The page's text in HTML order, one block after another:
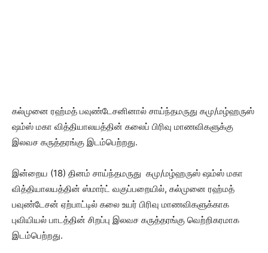
கல்முனை ரஹ்மத் பவுண்டேசனினால் சாய்ந்தமருது கமு/மழ்ஹருஸ்
ஷம்ஸ் மகா வித்தியாலயத்தின் கலைப் பிரிவு மாணவிகளுக்கு
இலவச கருத்தரங்கு இடம்பெற்றது.
இன்றைய (18) தினம் சாய்ந்தமருது கமு/மழ்ஹருஸ் ஷம்ஸ் மகா
வித்தியாலயத்தின் ஸ்மார்ட் வகுப்பறையில், கல்முனை ரஹ்மத்
பவுண்டேசன் ஏற்பாட்டில் கலை உயர் பிரிவு மாணவிகளுக்காக
புவியியல் பாடத்தின் சிறப்பு இலவச கருத்தரங்கு வெற்றிகரமாக
இடம்பெற்றது.